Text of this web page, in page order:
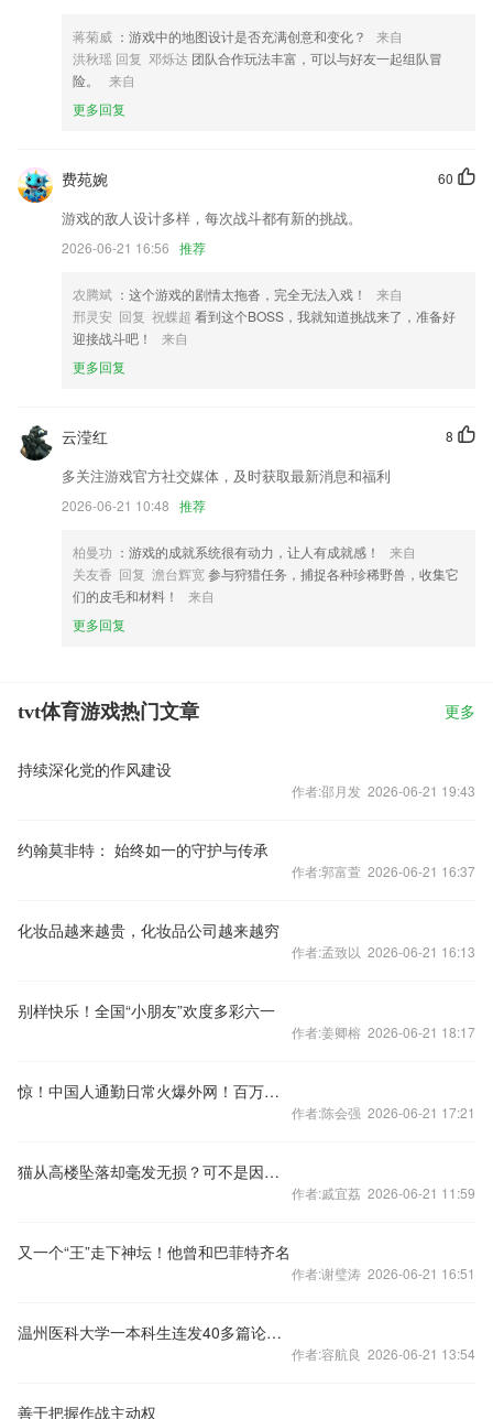
新增企业认证，帮助企业提升曝光机会
联系我们
以上就是tvt体育游戏的介绍，如果您喜欢这款软件，您可以到应用商店
进行打分评论，说出您的使用经历，以帮助我们更好的对产品进行优化修
蒋菊威 ：游戏中的地图设计是否充满创意和变化？
来自
洪秋瑶 回复 邓烁达 团队合作玩法丰富，可以与好友一起组队冒
险。
来自
更多回复
60
费苑婉
游戏的敌人设计多样，每次战斗都有新的挑战。
2026-06-21 16:56 推荐
农腾斌 ：这个游戏的剧情太拖沓，完全无法入戏！
来自
邢灵安 回复 祝蝶超 看到这个BOSS，我就知道挑战来了，准备好
迎接战斗吧！
来自
更多回复
8
云滢红
多关注游戏官方社交媒体，及时获取最新消息和福利
2026-06-21 10:48 推荐
柏曼功 ：游戏的成就系统很有动力，让人有成就感！
来自
关友香 回复 澹台辉宽参与狩猎任务，捕捉各种珍稀野兽，收集它
们的皮毛和材料！
来自
更多回复
tvt体育游戏热门文章 更多
持续深化党的作风建设
作者:邵月发 2026-06-21 19:43
约翰莫非特： 始终如一的守护与传承
作者:郭富萱 2026-06-21 16:37
化妆品越来越贵，化妆品公司越来越穷
作者:孟致以 2026-06-21 16:13
别样快乐！全国“小朋友”欢度多彩六一
作者:姜卿榕 2026-06-21 18:17
惊！中国人通勤日常火爆外网！百万外国网友吓傻了：这么刺激的吗！
作者:陈会强 2026-06-21 17:21
猫从高楼坠落却毫发无损？可不是因它有“九条命”
作者:戚宜荔 2026-06-21 11:59
又一个“王”走下神坛！他曾和巴菲特齐名
作者:谢璧涛 2026-06-21 16:51
温州医科大学一本科生连发40多篇论文引质疑，所在学院删除相关帖文
作者:容航良 2026-06-21 13:54
善于把握作战主动权